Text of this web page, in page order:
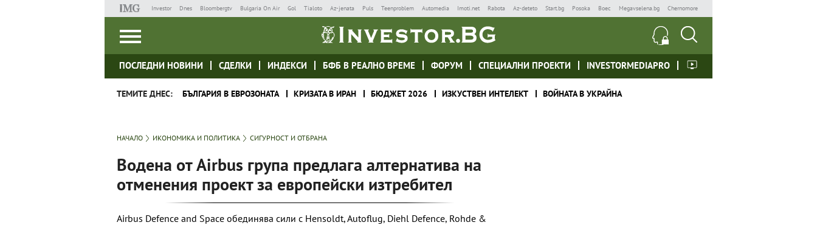
Investor Dnes Bloombergtv Bulgaria On Air Gol Tialoto Az-jenata Puls Teenproblem Automedia Imoti.net Rabota Az-deteto Start.bg Posoka Boec Megavselena.bg Chernomore
ПОСЛЕДНИ НОВИНИ СДЕЛКИ ИНДЕКСИ БФБ В РЕАЛНО ВРЕМЕ ФОРУМ СПЕЦИАЛНИ ПРОЕКТИ INVESTORMEDIAPRO
ТЕМИТЕ ДНЕС: БЪЛГАРИЯ В ЕВРОЗОНАТА КРИЗАТА В ИРАН БЮДЖЕТ 2026 ИЗКУСТВЕН ИНТЕЛЕКТ ВОЙНАТА В УКРАЙНА
НАЧАЛО ИКОНОМИКА И ПОЛИТИКА СИГУРНОСТ И ОТБРАНА
Водена от Airbus група предлага алтернатива на
отменения проект за европейски изтребител
Airbus Defence and Space обединява сили с Hensoldt, Autoflug, Diehl Defence, Rohde &